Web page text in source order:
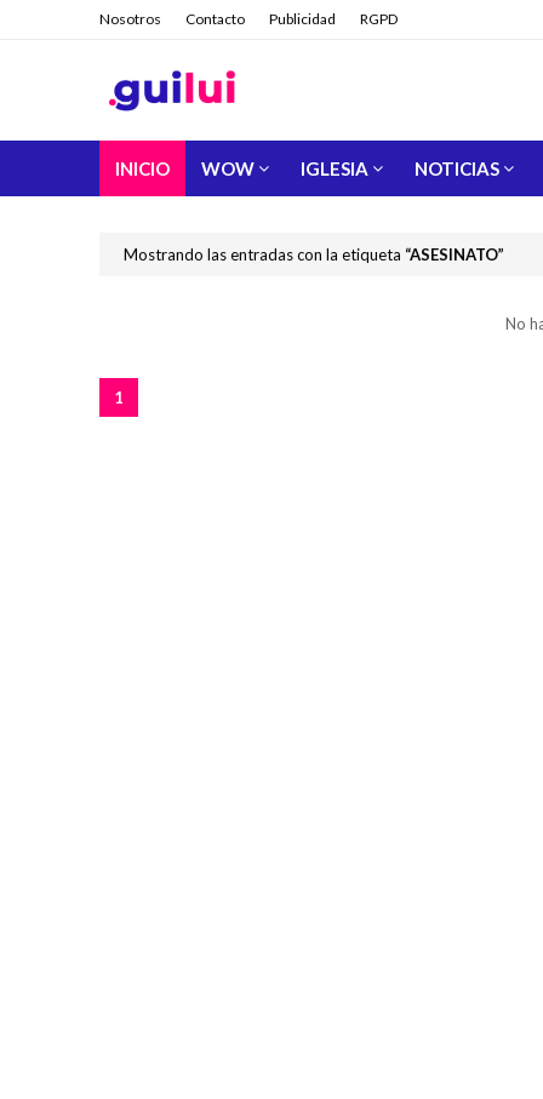
Nosotros Contacto Publicidad RGPD
INICIO WOW IGLESIA NOTICIAS
Mostrando las entradas con la etiqueta ASESINATO
No
1